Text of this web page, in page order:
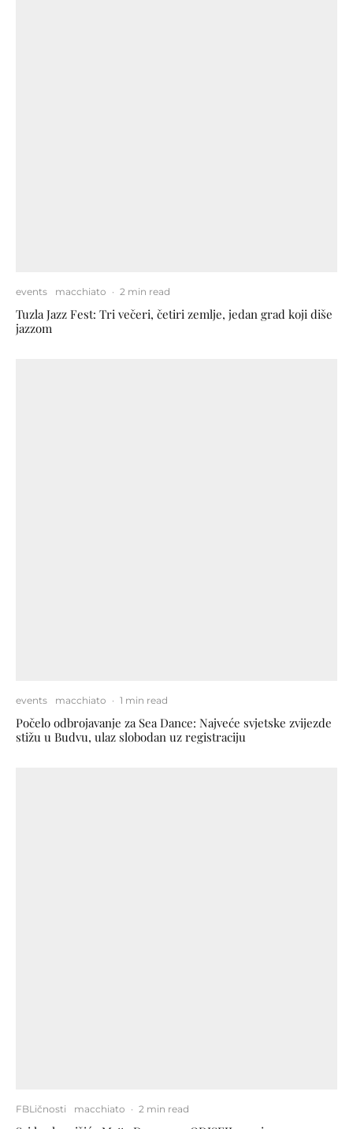
events macchiato · 2 min read
Tuzla Jazz Fest: Tri večeri, četiri zemlje, jedan grad koji diše
jazzom
events macchiato · 1 min read
Počelo odbrojavanje za Sea Dance: Najveće svjetske zvijezde
stižu u Budvu, ulaz slobodan uz registraciju
FBLičnosti macchiato · 2 min read